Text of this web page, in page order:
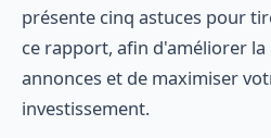
présente cinq astuces pour
ce rapport, afin d'améliorer
annonces et de maximiser
investissement.